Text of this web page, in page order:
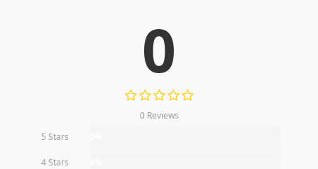
0
0 Reviews
5 Stars
4 Stars